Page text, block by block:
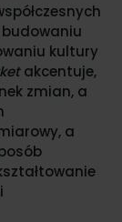
kultury
akcentuje,
zmian, a
a